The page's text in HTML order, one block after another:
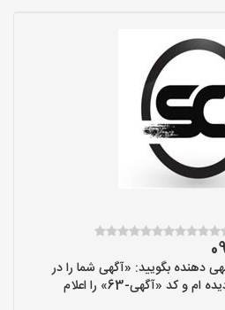
دهنده بگویید: «آگهی شما را در
سایت «کارتن سازی ها» دیده ام و کد «آگهی-63» را اعلام